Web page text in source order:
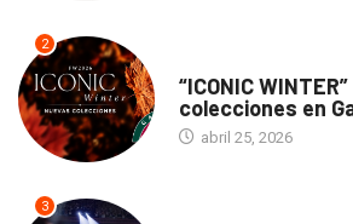
2
“ICONIC
colecciones en
abril 25, 2026
3